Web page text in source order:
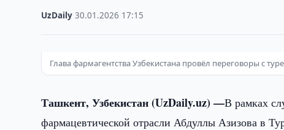
UzDaily ·30.01.2026 17:15
Глава фармагентства Узбекистана провёл переговоры с
Ташкент, Узбекистан (UzDaily.uz) —В рамках
фармацевтической отрасли Абдуллы Азизова в